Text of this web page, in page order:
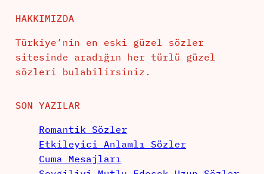
HAKKIMIZDA
Türkiye’nin en eski güzel sözler
sitesinde aradığın her türlü güzel
sözleri bulabilirsiniz.
SON YAZILAR
Romantik Sözler
Etkileyici Anlamlı Sözler
Cuma Mesajları